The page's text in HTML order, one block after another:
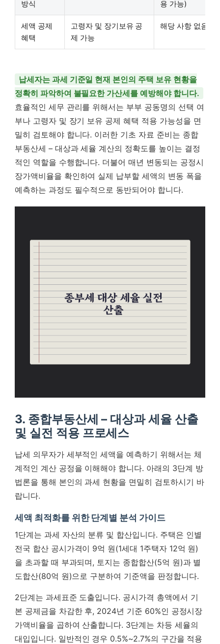
방식 용 가능)
세액 공제
혜택
고령자 및 장기보유 공
제 가능
해당 사항 없음
납세자는 과세 기준일 현재 본인의 주택 보유 현황을
정확히 파악하여 불필요한 가산세를 예방해야 합니다.
효율적인 세무 관리를 위해서는 부부 공동명의 선택 여
부나 고령자 및 장기 보유 공제 혜택 적용 가능성을 면
밀히 검토해야 합니다. 이러한 기초 자료 준비는 종합
부동산세 – 대상과 세율 계산의 정확도를 높이는 결정
적인 역할을 수행합니다. 더불어 매년 변동되는 공정시
장가액비율을 확인하여 실제 납부할 세액의 변동 폭을
예측하는 과정도 필수적으로 동반되어야 합니다.
3. 종합부동산세 – 대상과 세율 산출
및 실전 적용 프로세스
납세 의무자가 세부적인 세액을 예측하기 위해서는 체
계적인 계산 공정을 이해해야 합니다. 아래의 3단계 방
법론을 통해 본인의 과세 현황을 면밀히 검토하시기 바
랍니다.
세액 최적화를 위한 단계별 분석 가이드
1단계는 과세 자산의 분류 및 합산입니다. 주택은 인별
전국 합산 공시가격이 9억 원(1세대 1주택자 12억 원)
을 초과할 때 부과되며, 토지는 종합합산(5억 원)과 별
도합산(80억 원)으로 구분하여 기준액을 판정합니다.
2단계는 과세표준 도출입니다. 공시가격 총액에서 기
본 공제금을 차감한 후, 2024년 기준 60%인 공정시장
가액비율을 곱하여 산출합니다. 3단계는 차등 세율의
대입입니다. 일반적인 경우 0.5%~2.7%의 구간을 적용